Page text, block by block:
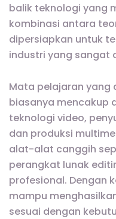
balik teknologi yang
kombinasi antara
dipersiapkan untuk
industri yang sangat
Mata pelajaran yang
biasanya mencakup
teknologi video,
dan produksi
alat-alat canggih
perangkat lunak
profesional. Dengan
mampu
sesuai dengan